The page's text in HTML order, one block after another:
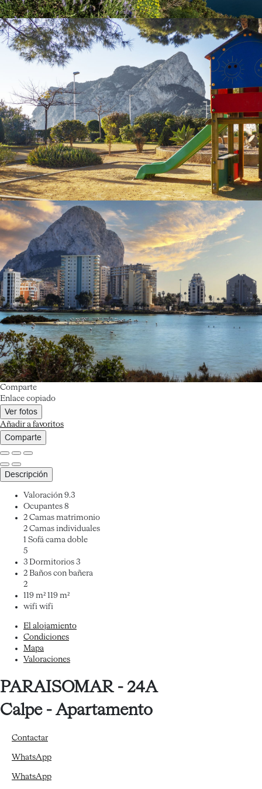
Comparte
Enlace copiado
Ver fotos
Añadir a favoritos
Comparte
Descripción
Valoración 9.3
Ocupantes 8
2 Camas matrimonio
2 Camas individuales
1 Sofá cama doble
5
3 Dormitorios 3
2 Baños con bañera
2
119 m² 119 m²
wifi wifi
El alojamiento
Condiciones
Mapa
Valoraciones
PARAISOMAR - 24A
Calpe - Apartamento
Contactar
WhatsApp
WhatsApp